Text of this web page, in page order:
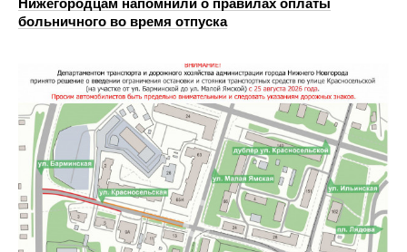
Нижегородцам напомнили о правилах оплаты
больничного во время отпуска